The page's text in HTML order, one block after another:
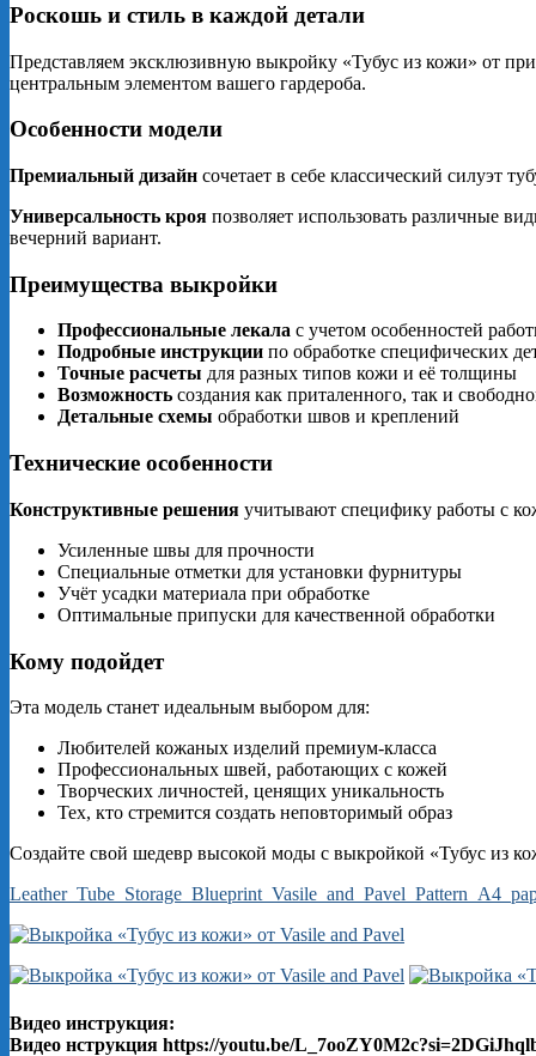
Роскошь и стиль в каждой детали
Представляем эксклюзивную выкройку «Тубус из кожи» от
центральным элементом вашего гардероба.
Особенности модели
Премиальный дизайн сочетает в себе классический силуэт
Универсальность кроя позволяет использовать различные
вечерний вариант.
Преимущества выкройки
Профессиональные лекала с учетом особенностей
Подробные инструкции по обработке специфических
Точные расчеты для разных типов кожи и её толщины
Возможность создания как приталенного, так и
Детальные схемы обработки швов и креплений
Технические особенности
Конструктивные решения учитывают специфику работы с
Усиленные швы для прочности
Специальные отметки для установки фурнитуры
Учёт усадки материала при обработке
Оптимальные припуски для качественной обработки
Кому подойдет
Эта модель станет идеальным выбором для:
Любителей кожаных изделий премиум-класса
Профессиональных швей, работающих с кожей
Творческих личностей, ценящих уникальность
Тех, кто стремится создать неповторимый образ
Создайте свой шедевр высокой моды с выкройкой «Тубус из
Видео инструкция:
Видео нструкция https://youtu.be/